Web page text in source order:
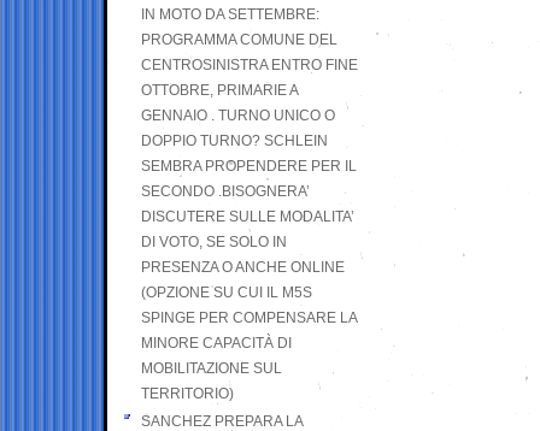
IN MOTO DA SETTEMBRE:
PROGRAMMA COMUNE DEL
CENTROSINISTRA ENTRO FINE
OTTOBRE, PRIMARIE A
GENNAIO . TURNO UNICO O
DOPPIO TURNO? SCHLEIN
SEMBRA PROPENDERE PER IL
SECONDO .BISOGNERA’
DISCUTERE SULLE MODALITA’
DI VOTO, SE SOLO IN
PRESENZA O ANCHE ONLINE
(OPZIONE SU CUI IL M5S
SPINGE PER COMPENSARE LA
MINORE CAPACITÀ DI
MOBILITAZIONE SUL
TERRITORIO)
SANCHEZ PREPARA LA